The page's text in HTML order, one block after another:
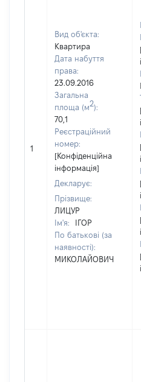
1
Вид об'єкта:
Квартира
Дата набуття
права:
23.09.2016
Загальна
площа (м2):
70,1
Реєстраційний
номер:
[Конфіденційна
інформація]
Декларує:
Прізвище:
ЛИЦУР
Ім'я:
ІГОР
По батькові (за
наявності):
МИКОЛАЙОВИЧ